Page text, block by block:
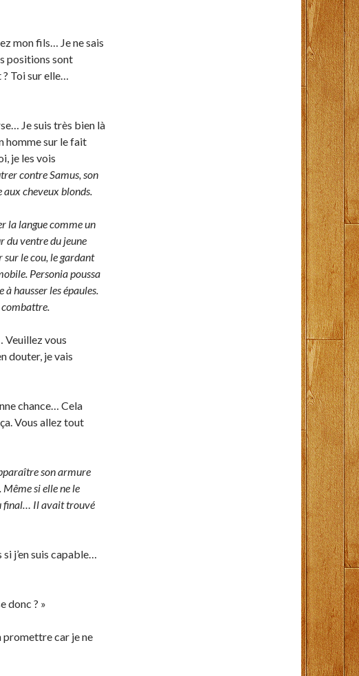
mon fils… Je ne sais
positions sont
? Toi sur elle…
Je suis très bien là
homme sur le fait
je les vois
contre Samus, son
aux cheveux blonds.
la langue comme un
du ventre du jeune
sur le cou, le gardant
Personia poussa
à hausser les épaules.
Veuillez vous
douter, je vais
chance… Cela
Vous allez tout
son armure
si elle ne le
final… Il avait trouvé
j’en suis capable…
donc ? »
promettre car je ne